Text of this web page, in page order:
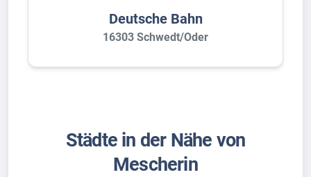
Deutsche Bahn
16303 Schwedt/Oder
Städte in der Nähe von
Mescherin